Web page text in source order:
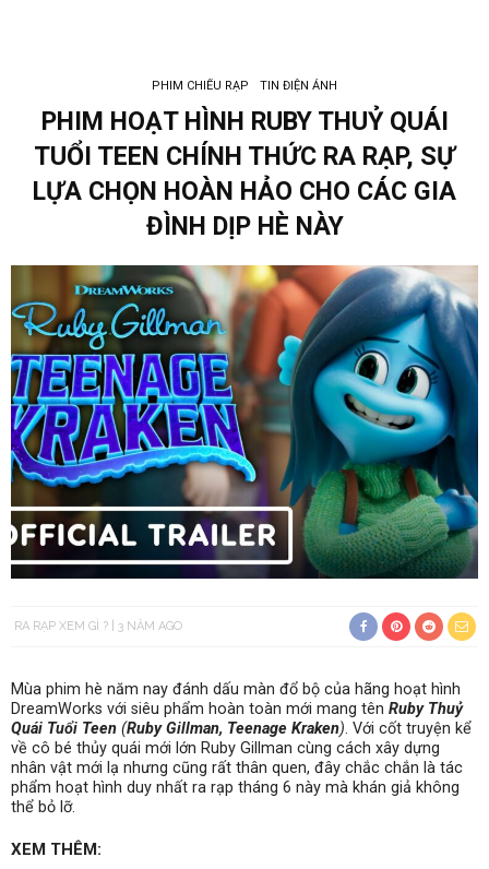
PHIM CHIẾU RẠP TIN ĐIỆN ẢNH
PHIM HOẠT HÌNH RUBY THUỶ QUÁI
TUỔI TEEN CHÍNH THỨC RA RẠP, SỰ
LỰA CHỌN HOÀN HẢO CHO CÁC GIA
ĐÌNH DỊP HÈ NÀY
RA RẠP XEM GÌ ? 3 NĂM AGO
Mùa phim hè năm nay đánh dấu màn đổ bộ của hãng hoạt hình
DreamWorks với siêu phẩm hoàn toàn mới mang tên Ruby Thuỷ
Quái Tuổi Teen (Ruby Gillman, Teenage Kraken). Với cốt truyện kể
về cô bé thủy quái mới lớn Ruby Gillman cùng cách xây dựng
nhân vật mới lạ nhưng cũng rất thân quen, đây chắc chắn là tác
phẩm hoạt hình duy nhất ra rạp tháng 6 này mà khán giả không
thể bỏ lỡ.
XEM THÊM: